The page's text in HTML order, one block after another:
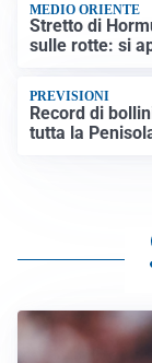
MEDIO ORIENTE
Stretto di
sulle rotte: si
PREVISIONI
Record di
tutta la